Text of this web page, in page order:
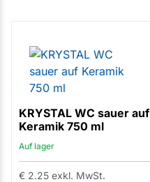
KRYSTAL WC sauer auf
Keramik 750 ml
Auf lager
€ 2.25 exkl. MwSt.